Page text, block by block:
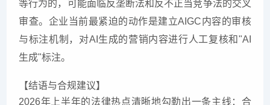
等行为的，可能面临反垄断法和反不正当竞争法的交叉
审查。企业当前最紧迫的动作是建立AIGC内容的审核
与标注机制，对AI生成的营销内容进行人工复核和"AI
生成"标注。
【结语与合规建议】
2026年上半年的法律热点清晰地勾勒出一条主线：合